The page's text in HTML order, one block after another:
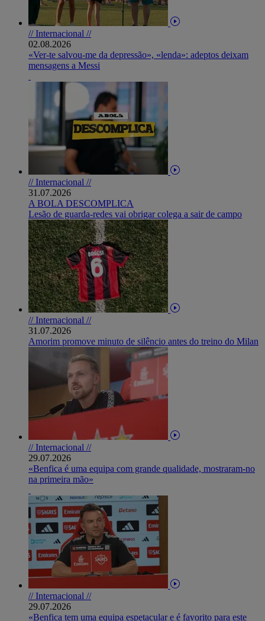
// Internacional //
02.08.2026
«Ver-te salvou-me da depressão», «lenda»: adeptos deixam
mensagens a Messi
// Internacional //
31.07.2026
A BOLA DESCOMPLICA
Lesão de guarda-redes vai obrigar colega a sair de campo
// Internacional //
31.07.2026
Amorim promove minuto de silêncio antes do treino do Milan
// Internacional //
29.07.2026
«Benfica é uma equipa com grande qualidade, mostraram-no
na primeira mão»
// Internacional //
29.07.2026
«Benfica tem uma equipa espetacular e é favorito para este